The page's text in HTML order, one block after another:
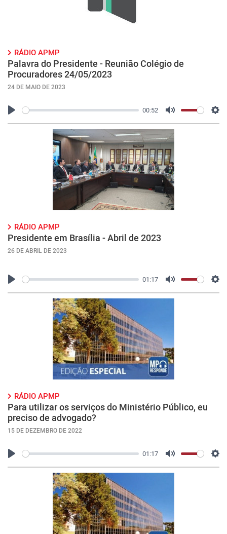
RÁDIO APMP
Palavra do Presidente - Reunião Colégio de
Procuradores 24/05/2023
24 DE MAIO DE 2023
Play
00:52
Mute
RÁDIO APMP
Presidente em Brasília - Abril de 2023
26 DE ABRIL DE 2023
Play
01:17
Mute
RÁDIO APMP
Para utilizar os serviços do Ministério Público, eu
preciso de advogado?
15 DE DEZEMBRO DE 2022
Play
01:17
Mute